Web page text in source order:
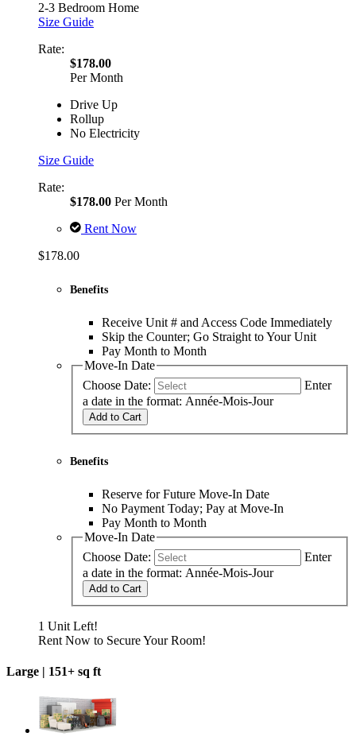
2-3 Bedroom Home
Size Guide
Rate:
$178.00
Per Month
Drive Up
Rollup
No Electricity
Size Guide
Rate:
$178.00 Per Month
Rent Now
$178.00
Benefits
Receive Unit # and Access Code Immediately
Skip the Counter; Go Straight to Your Unit
Pay Month to Month
Move-In Date
Choose Date:
Enter
a date in the format: Année-Mois-Jour
Add to Cart
Benefits
Reserve for Future Move-In Date
No Payment Today; Pay at Move-In
Pay Month to Month
Move-In Date
Choose Date:
Enter
a date in the format: Année-Mois-Jour
Add to Cart
1 Unit Left!
Rent Now to Secure Your Room!
Large | 151+ sq ft